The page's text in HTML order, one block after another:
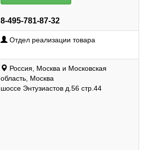
8-495-781-87-32
Отдел реализации товара
Россия, Москва и Московская
область, Москва
шоссе Энтузиастов д.56 стр.44